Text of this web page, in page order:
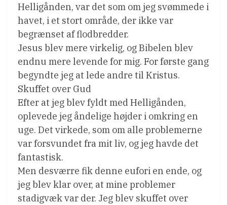
Helligånden, var det som om jeg svømmede i
havet, i et stort område, der ikke var
begrænset af flodbredder.
Jesus blev mere virkelig, og Bibelen blev
endnu mere levende for mig. For første gang
begyndte jeg at lede andre til Kristus.
Skuffet over Gud
Efter at jeg blev fyldt med Helligånden,
oplevede jeg åndelige højder i omkring en
uge. Det virkede, som om alle problemerne
var forsvundet fra mit liv, og jeg havde det
fantastisk.
Men desværre fik denne eufori en ende, og
jeg blev klar over, at mine problemer
stadigvæk var der. Jeg blev skuffet over